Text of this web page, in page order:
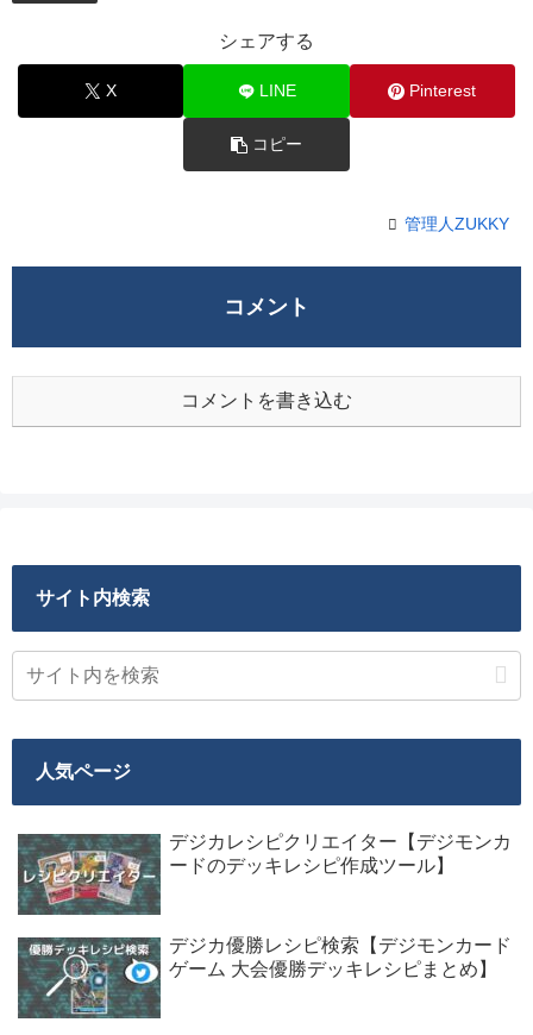
シェアする
X LINE Pinterest
コピー
管理人ZUKKY
コメント
コメントを書き込む
サイト内検索
人気ページ
デジカレシピクリエイター【デジモンカ
ードのデッキレシピ作成ツール】
デジカ優勝レシピ検索【デジモンカード
ゲーム 大会優勝デッキレシピまとめ】